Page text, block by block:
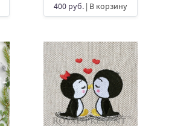
400 руб. | В корзину